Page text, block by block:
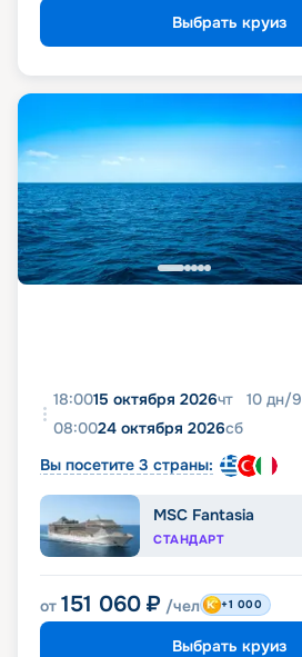
Выбрать круиз
18:0015 октября 2026чт 10 дн/9
08:0024 октября 2026сб
Вы посетите 3 страны:
MSC Fantasia
СТАНДАРТ
от 151 060 ₽ /чел +1 000
Выбрать круиз